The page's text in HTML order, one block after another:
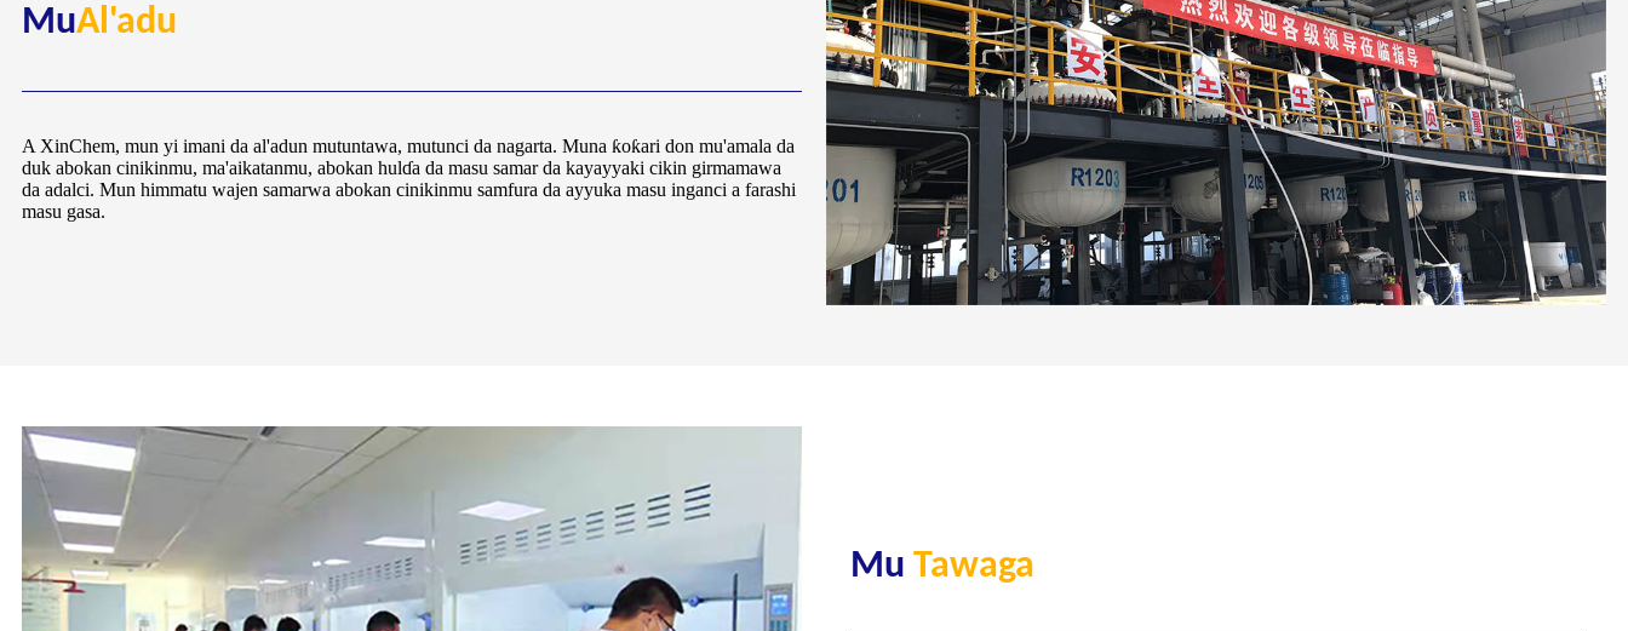
MuAl'adu
A XinChem, mun yi imani da al'adun mutuntawa, mutunci da nagarta. Muna ƙoƙari don mu'amala da
duk abokan cinikinmu, ma'aikatanmu, abokan hulɗa da masu samar da kayayyaki cikin girmamawa
da adalci. Mun himmatu wajen samarwa abokan cinikinmu samfura da ayyuka masu inganci a farashi
masu gasa.
Mu Tawaga